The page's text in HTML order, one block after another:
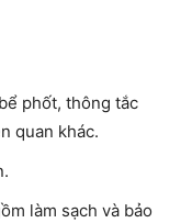
phốt, thông tắc
quan khác.
làm sạch và bảo